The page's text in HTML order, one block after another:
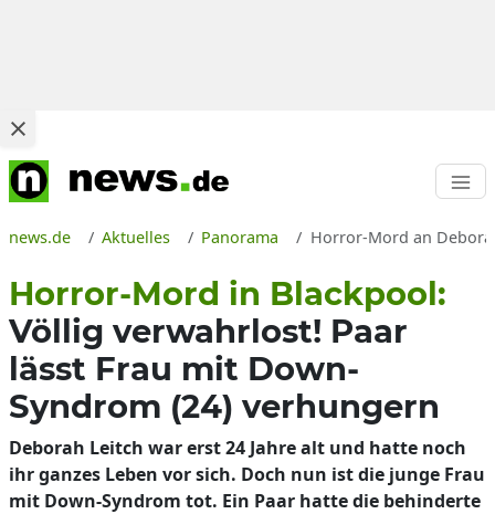
news.de Aktuelles Panorama Horror-Mord an
Horror-Mord in Blackpool:
Völlig verwahrlost! Paar
lässt Frau mit Down-
Syndrom (24) verhungern
Deborah Leitch war erst 24 Jahre alt und hatte noch
ihr ganzes Leben vor sich. Doch nun ist die junge Frau
mit Down-Syndrom tot. Ein Paar hatte die behinderte